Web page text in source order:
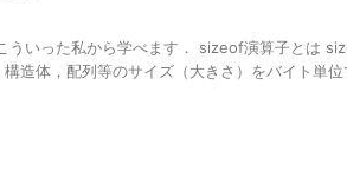
ういった私から学べます． sizeof演算子とは
造体，配列等のサイズ（大きさ）をバイト単